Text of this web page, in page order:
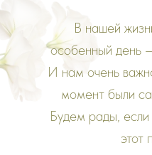
В нашей
особенный день
И нам очень
момент были
Будем рады,
этот